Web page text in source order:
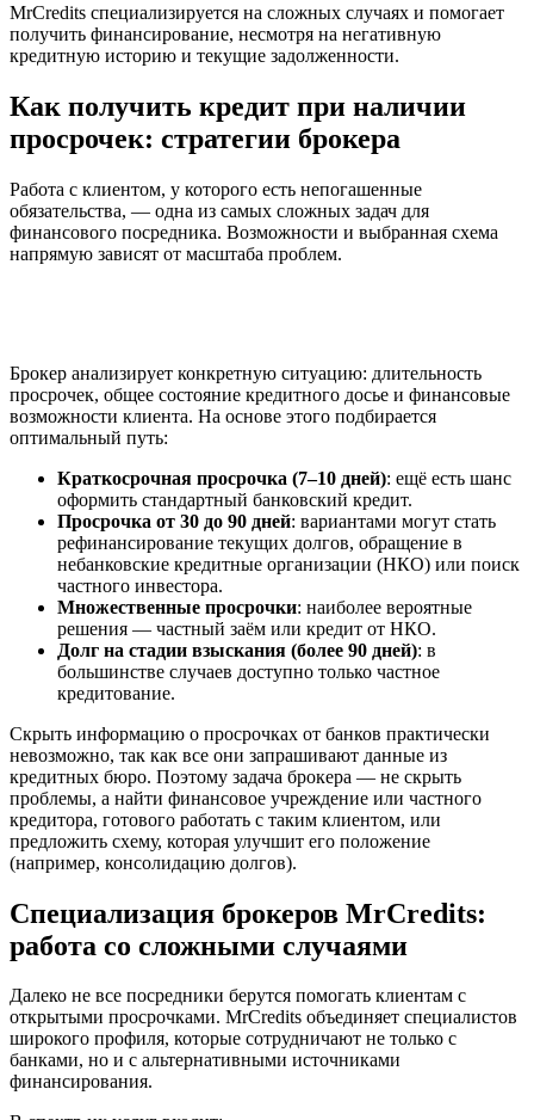
MrCredits специализируется на сложных случаях и помогает
получить финансирование, несмотря на негативную
кредитную историю и текущие задолженности.
Как получить кредит при наличии
просрочек: стратегии брокера
Работа с клиентом, у которого есть непогашенные
обязательства, — одна из самых сложных задач для
финансового посредника. Возможности и выбранная схема
напрямую зависят от масштаба проблем.
Брокер анализирует конкретную ситуацию: длительность
просрочек, общее состояние кредитного досье и финансовые
возможности клиента. На основе этого подбирается
оптимальный путь:
Краткосрочная просрочка (7–10 дней): ещё есть шанс
оформить стандартный банковский кредит.
Просрочка от 30 до 90 дней: вариантами могут стать
рефинансирование текущих долгов, обращение в
небанковские кредитные организации (НКО) или поиск
частного инвестора.
Множественные просрочки: наиболее вероятные
решения — частный заём или кредит от НКО.
Долг на стадии взыскания (более 90 дней): в
большинстве случаев доступно только частное
кредитование.
Скрыть информацию о просрочках от банков практически
невозможно, так как все они запрашивают данные из
кредитных бюро. Поэтому задача брокера — не скрыть
проблемы, а найти финансовое учреждение или частного
кредитора, готового работать с таким клиентом, или
предложить схему, которая улучшит его положение
(например, консолидацию долгов).
Специализация брокеров MrCredits:
работа со сложными случаями
Далеко не все посредники берутся помогать клиентам с
открытыми просрочками. MrCredits объединяет специалистов
широкого профиля, которые сотрудничают не только с
банками, но и с альтернативными источниками
финансирования.